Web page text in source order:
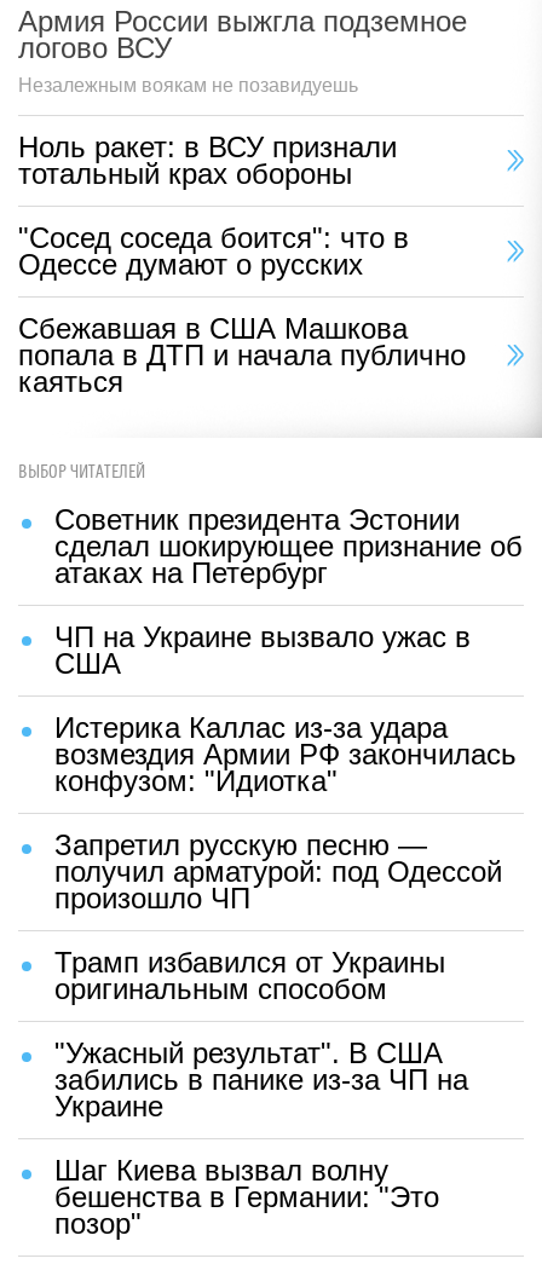
Армия России выжгла подземное
логово ВСУ
Незалежным воякам не позавидуешь
Ноль ракет: в ВСУ признали
тотальный крах обороны
"Сосед соседа боится": что в
Одессе думают о русских
Сбежавшая в США Машкова
попала в ДТП и начала публично
каяться
ВЫБОР ЧИТАТЕЛЕЙ
Советник президента Эстонии
сделал шокирующее признание об
атаках на Петербург
ЧП на Украине вызвало ужас в
США
Истерика Каллас из-за удара
возмездия Армии РФ закончилась
конфузом: "Идиотка"
Запретил русскую песню —
получил арматурой: под Одессой
произошло ЧП
Трамп избавился от Украины
оригинальным способом
"Ужасный результат". В США
забились в панике из-за ЧП на
Украине
Шаг Киева вызвал волну
бешенства в Германии: "Это
позор"